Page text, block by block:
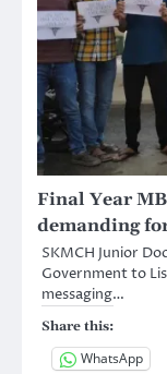
Final Year
demanding
SKMCH Junior
Government to
messaging…
Share this:
WhatsApp